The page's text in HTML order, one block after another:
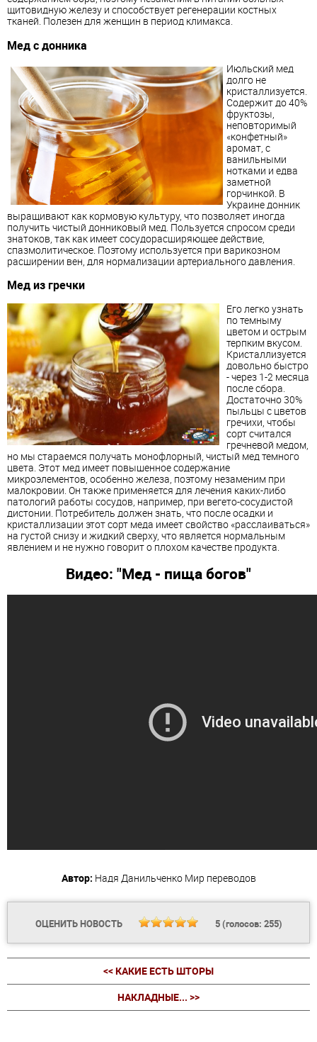
щитовидную железу и способствует регенерации костных
тканей. Полезен для женщин в период климакса.
Мед с донника
Июльский мед
долго не
кристаллизуется.
Содержит до 40%
фруктозы,
неповторимый
«конфетный»
аромат, с
ванильными
нотками и едва
заметной
горчинкой. В
Украине донник
выращивают как кормовую культуру, что позволяет иногда
получить чистый донниковый мед. Пользуется спросом среди
знатоков, так как имеет сосудорасширяющее действие,
спазмолитическое. Поэтому используется при варикозном
расширении вен, для нормализации артериального давления.
Мед из гречки
Его легко узнать
по темныму
цветом и острым
терпким вкусом.
Кристаллизуется
довольно быстро
- через 1-2 месяца
после сбора.
Достаточно 30%
пыльцы с цветов
гречихи, чтобы
сорт считался
гречневой медом,
но мы стараемся получать монофлорный, чистый мед темного
цвета. Этот мед имеет повышенное содержание
микроэлементов, особенно железа, поэтому незаменим при
малокровии. Он также применяется для лечения каких-либо
патологий работы сосудов, например, при вегето-сосудистой
дистонии. Потребитель должен знать, что после осадки и
кристаллизации этот сорт меда имеет свойство «расслаиваться»
на густой снизу и жидкий сверху, что является нормальным
явлением и не нужно говорит о плохом качестве продукта.
Видео: "Мед - пища богов"
Автор: Надя Данильченко Мир переводов
ОЦЕНИТЬ НОВОСТЬ 5(голосов: 255)
<< КАКИЕ ЕСТЬ ШТОРЫ
НАКЛАДНЫЕ... >>